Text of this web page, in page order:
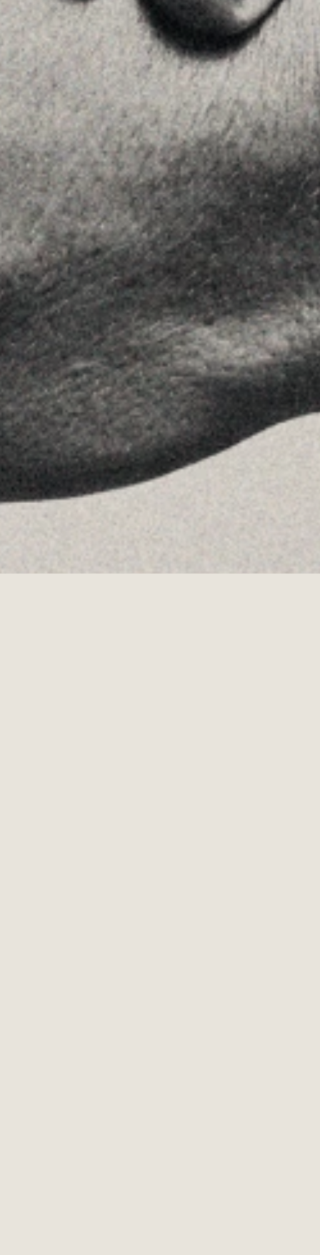
MENU
Home
La Firma
Equipo
Asesoramiento
Insights
Contactar
SÍGUENOS
Linkedin
Instagram
Youtube
Allyon — Barcelona, Spain
Copyrights © 2026 AVISO LEGAL
POLÍTICA DE COOKIES · POLÍTICA DE PRIVACIDAD